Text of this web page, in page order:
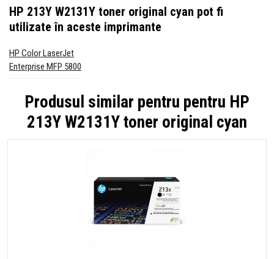
HP 213Y W2131Y toner original cyan pot fi
utilizate în aceste imprimante
HP Color LaserJet
Enterprise MFP 5800
Produsul similar pentru pentru HP
213Y W2131Y toner original cyan